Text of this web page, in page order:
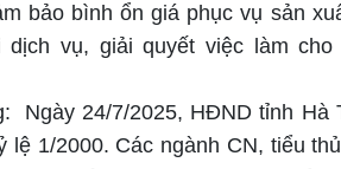
bảo bình ổn giá phục vụ sản
vụ, giải quyết việc làm
Ngày 24/7/2025, HĐND tỉnh Hà
lệ 1/2000. Các ngành CN, tiểu